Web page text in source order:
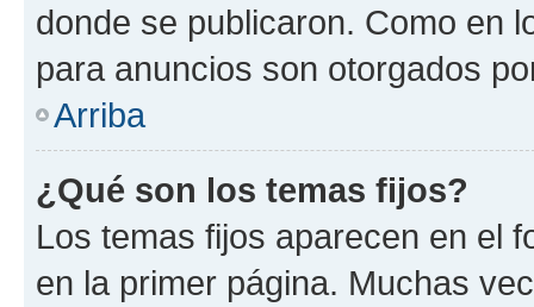
donde se publicaron. Como en
para anuncios son otorgados
Arriba
¿Qué son los temas fijos?
Los temas fijos aparecen en el
en la primer página. Muchas